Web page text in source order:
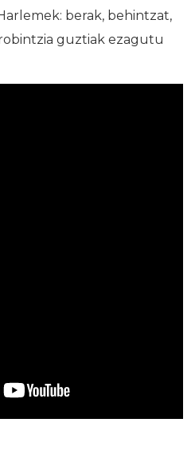
berak, behintzat,
guztiak ezagutu